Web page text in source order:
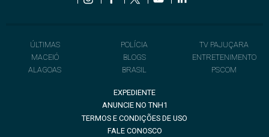
ÚLTIMAS
MACEIÓ
ALAGOAS
POLÍCIA
BLOGS
BRASIL
TV PAJUÇARA
ENTRETENIMENTO
PSCOM
EXPEDIENTE
ANUNCIE NO TNH1
TERMOS E CONDIÇÕES DE USO
FALE CONOSCO